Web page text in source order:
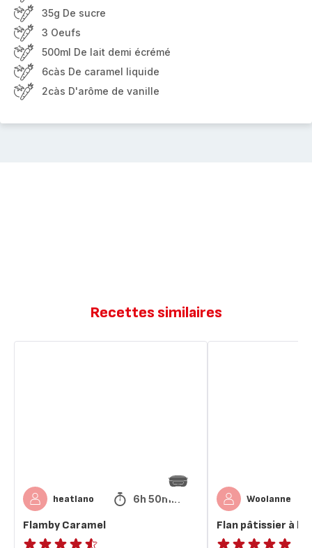
35g De sucre
3 Oeufs
500ml De lait demi écrémé
6càs De caramel liquide
2càs D'arôme de vanille
Recettes similaires
heatlano 6h 50min
Flamby Caramel
Woolanne
Flan pâtissier à la